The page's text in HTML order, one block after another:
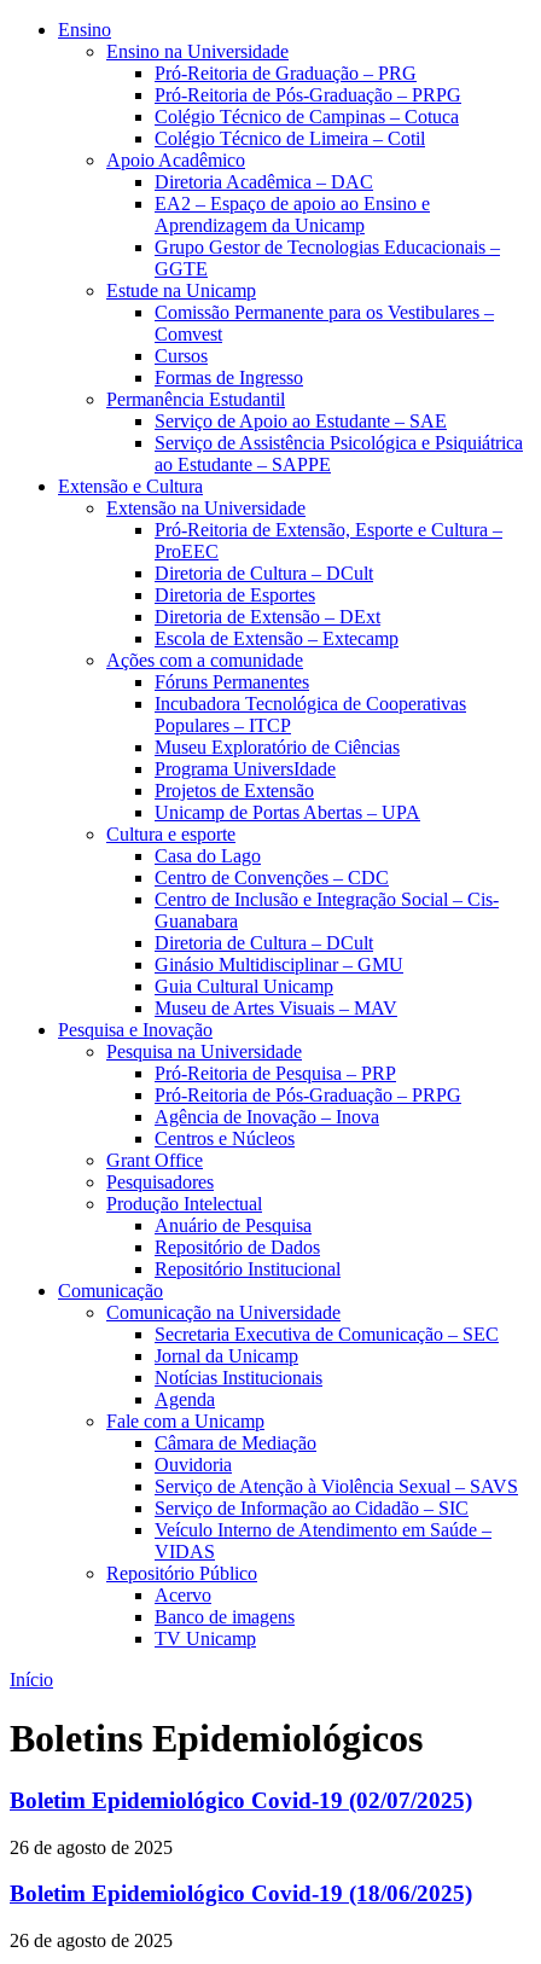
Ensino
Ensino na Universidade
Pró-Reitoria de Graduação – PRG
Pró-Reitoria de Pós-Graduação – PRPG
Colégio Técnico de Campinas – Cotuca
Colégio Técnico de Limeira – Cotil
Apoio Acadêmico
Diretoria Acadêmica – DAC
EA2 – Espaço de apoio ao Ensino e
Aprendizagem da Unicamp
Grupo Gestor de Tecnologias Educacionais –
GGTE
Estude na Unicamp
Comissão Permanente para os Vestibulares –
Comvest
Cursos
Formas de Ingresso
Permanência Estudantil
Serviço de Apoio ao Estudante – SAE
Serviço de Assistência Psicológica e Psiquiátrica
ao Estudante – SAPPE
Extensão e Cultura
Extensão na Universidade
Pró-Reitoria de Extensão, Esporte e Cultura –
ProEEC
Diretoria de Cultura – DCult
Diretoria de Esportes
Diretoria de Extensão – DExt
Escola de Extensão – Extecamp
Ações com a comunidade
Fóruns Permanentes
Incubadora Tecnológica de Cooperativas
Populares – ITCP
Museu Exploratório de Ciências
Programa UniversIdade
Projetos de Extensão
Unicamp de Portas Abertas – UPA
Cultura e esporte
Casa do Lago
Centro de Convenções – CDC
Centro de Inclusão e Integração Social – Cis-
Guanabara
Diretoria de Cultura – DCult
Ginásio Multidisciplinar – GMU
Guia Cultural Unicamp
Museu de Artes Visuais – MAV
Pesquisa e Inovação
Pesquisa na Universidade
Pró-Reitoria de Pesquisa – PRP
Pró-Reitoria de Pós-Graduação – PRPG
Agência de Inovação – Inova
Centros e Núcleos
Grant Office
Pesquisadores
Produção Intelectual
Anuário de Pesquisa
Repositório de Dados
Repositório Institucional
Comunicação
Comunicação na Universidade
Secretaria Executiva de Comunicação – SEC
Jornal da Unicamp
Notícias Institucionais
Agenda
Fale com a Unicamp
Câmara de Mediação
Ouvidoria
Serviço de Atenção à Violência Sexual – SAVS
Serviço de Informação ao Cidadão – SIC
Veículo Interno de Atendimento em Saúde –
VIDAS
Repositório Público
Acervo
Banco de imagens
TV Unicamp
Início
Boletins Epidemiológicos
Boletim Epidemiológico Covid-19 (02/07/2025)
26 de agosto de 2025
Boletim Epidemiológico Covid-19 (18/06/2025)
26 de agosto de 2025